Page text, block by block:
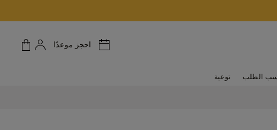
احجز موعدًا
الطلب توعية